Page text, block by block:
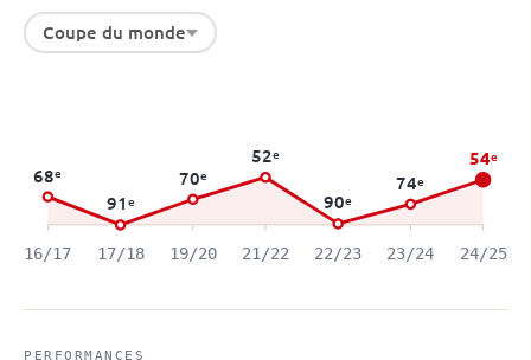
Coupe du monde
68e
16/17
91e
17/18
70e
19/20
52e
21/22
90e
22/23
74e
23/24
54e
24/25
PERFORMANCES